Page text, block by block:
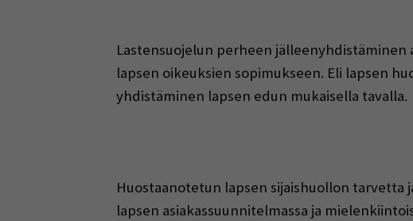
Lastensuojelun perheen jälleenyhdistäminen
lapsen oikeuksien sopimukseen. Eli lapsen
yhdistäminen lapsen edun mukaisella tavalla.
Huostaanotetun lapsen sijaishuollon tarvetta
lapsen asiakassuunnitelmassa ja